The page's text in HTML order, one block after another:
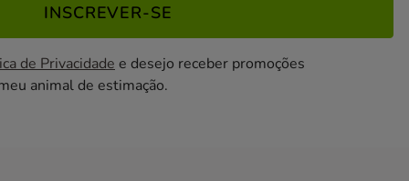
INSCREVER-SE
de Privacidade e desejo receber promoções
animal de estimação.